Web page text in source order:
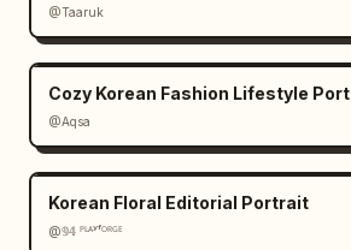
@Taaruk
Cozy Korean Fashion Lifestyle
@Aqsa
Korean Floral Editorial Portrait
@𝟡𝟜 ᴾᴸᴬʸᶠᴼᴿᴳᴱ